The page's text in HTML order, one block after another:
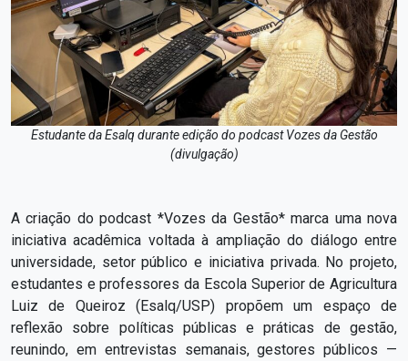
Estudante da Esalq durante edição do podcast Vozes da Gestão
(divulgação)
A criação do podcast *Vozes da Gestão* marca uma nova
iniciativa acadêmica voltada à ampliação do diálogo entre
universidade, setor público e iniciativa privada. No projeto,
estudantes e professores da Escola Superior de Agricultura
Luiz de Queiroz (Esalq/USP) propõem um espaço de
reflexão sobre políticas públicas e práticas de gestão,
reunindo, em entrevistas semanais, gestores públicos —